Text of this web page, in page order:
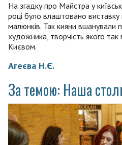
На згадку про Майстра у
році було влаштовано виставку
малюнків. Так кияни вшанували
художника, творчість якого так
Києвом.
Агеєва Н.Є.
За темою: Наша